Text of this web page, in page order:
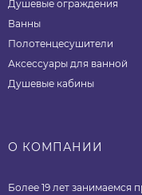
Душевые ограждения
Ванны
Полотенцесушители
Аксессуары для ванной
Душевые кабины
О КОМПАНИИ
Более 19 лет занимаемся